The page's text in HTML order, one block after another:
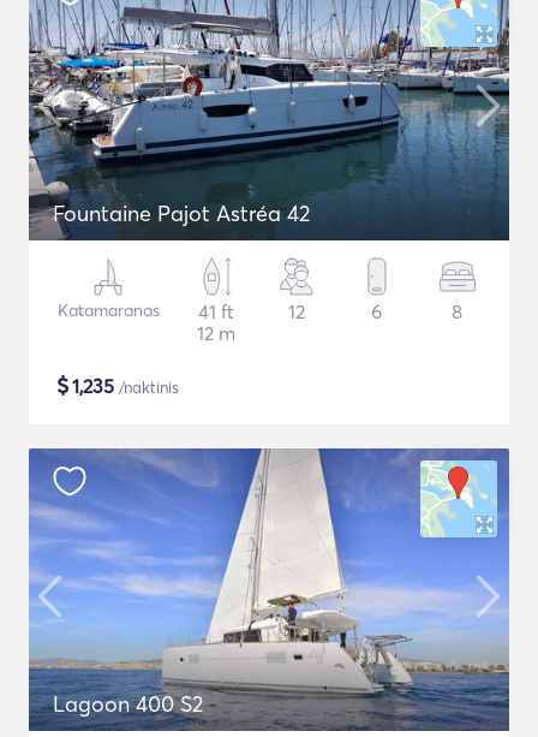
Fountaine Pajot Astréa 42
Katamaranas
41 ft
12 m
12 6 8
$1,235 /naktinis
Lagoon 400 S2